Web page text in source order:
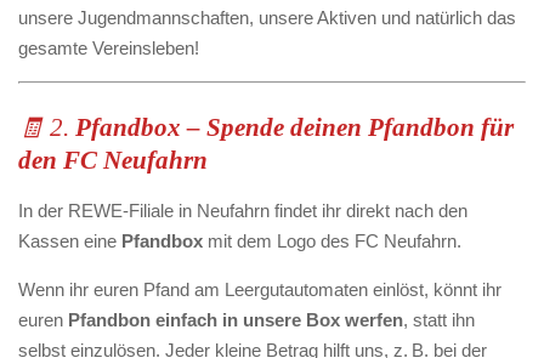
unsere Jugendmannschaften, unsere Aktiven und natürlich das
gesamte Vereinsleben!
🧾 2. Pfandbox – Spende deinen Pfandbon für
den FC Neufahrn
In der REWE-Filiale in Neufahrn findet ihr direkt nach den
Kassen eine Pfandbox mit dem Logo des FC Neufahrn.
Wenn ihr euren Pfand am Leergutautomaten einlöst, könnt ihr
euren Pfandbon einfach in unsere Box werfen, statt ihn
selbst einzulösen. Jeder kleine Betrag hilft uns, z. B. bei der